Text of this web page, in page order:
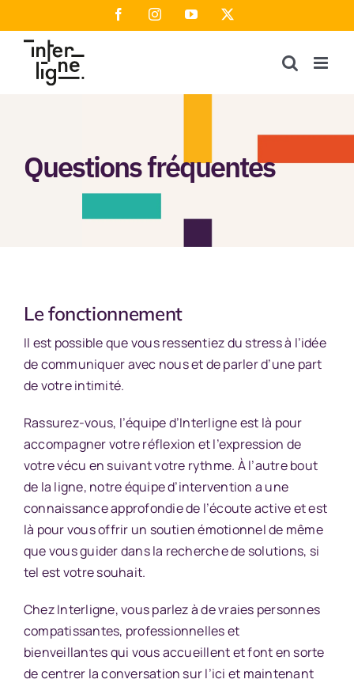
au
contenu
FacebookInstagramYouTube
Questions fréquentes
Le fonctionnement
Il est possible que vous ressentiez du stress à l’idée
de communiquer avec nous et de parler d’une part
de votreintimité.
Rassurez-vous, l’équipe d’Interligne est là pour
accompagner votre réflexion et l’expression de
votre vécu en suivant votre rythme. À l’autre bout
de la ligne, notreéquiped’intervention a une
connaissance approfondie de l’écoute activeetest
là pour vousoffrir un soutien émotionnelde même
quevous guider dans la recherche de solutions, si
tel est votre souhait.
Chez Interligne, vousparlez à devraies personnes
compatissantes, professionnelles et
bienveillantesqui vous accueillent et font en sorte
de centrer la conversation sur l’ici et maintenant